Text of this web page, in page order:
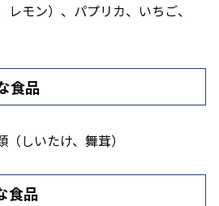
モン）、パプリカ、いちご、
食品
しいたけ、舞茸）
食品